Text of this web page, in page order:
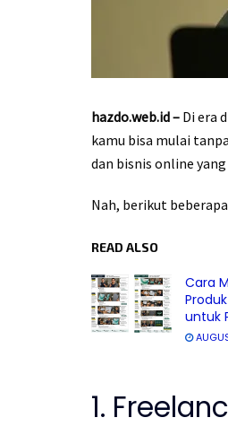
hazdo.web.id – Di era
kamu bisa mulai
dan bisnis online
Nah, berikut
READ ALSO
Cara
untuk
1.